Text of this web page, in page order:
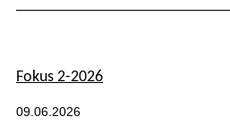
Kategoriat:
Fokus 2-2026
Julkaistu:
09.06.2026